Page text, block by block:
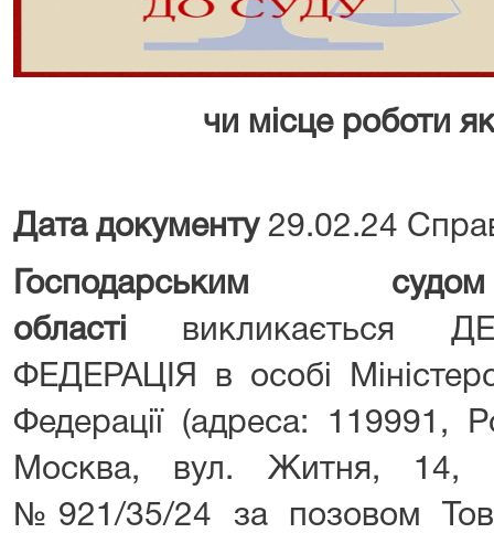
чи місце роботи
Дата документу29.02.24
Господарським
областi
викликається
ФЕДЕРАЦІЯ в особі
Федерації (адреса: 119991,
Москва, вул. Житня, 14,
№921/35/24 за позовом